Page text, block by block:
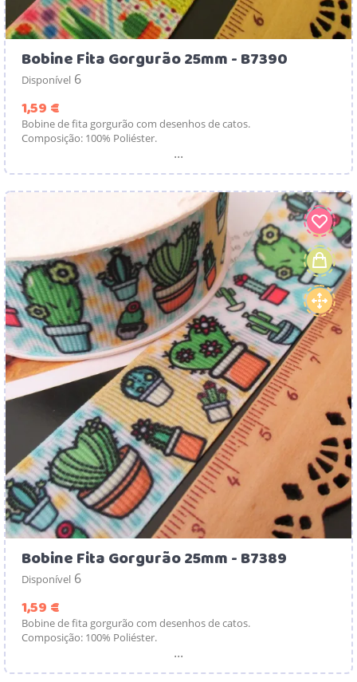
Bobine Fita Gorgurão 25mm - B7390
Disponível 6
1,59 €
Bobine de fita gorgurão com desenhos de catos.
Composição: 100% Poliéster.
...
Bobine Fita Gorgurão 25mm - B7389
Disponível 6
1,59 €
Bobine de fita gorgurão com desenhos de catos.
Composição: 100% Poliéster.
...